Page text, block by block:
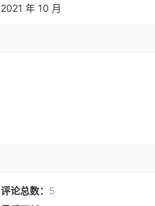
2021 年 10 月
评论总数： 5